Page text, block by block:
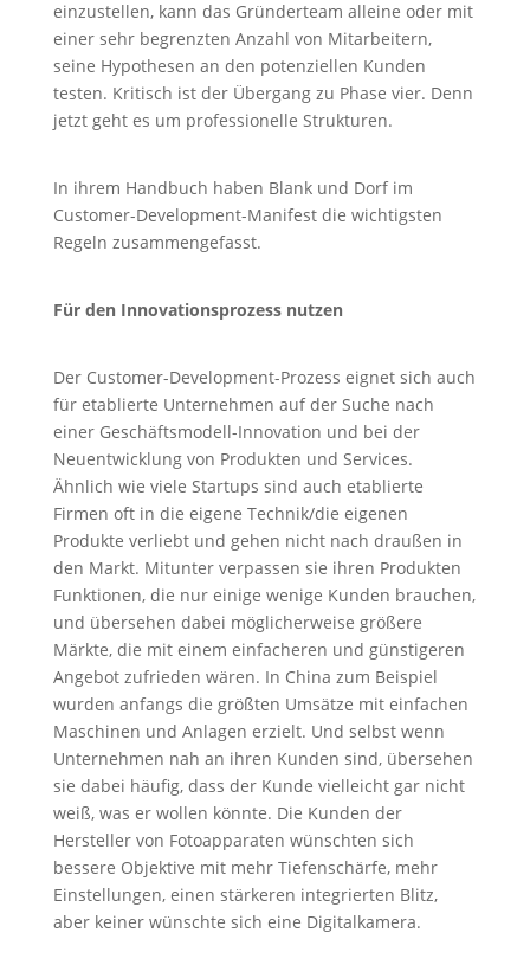
einzustellen, kann das Gründerteam alleine oder mit
einer sehr begrenzten Anzahl von Mitarbeitern,
seine Hypothesen an den potenziellen Kunden
testen. Kritisch ist der Übergang zu Phase vier. Denn
jetzt geht es um professionelle Strukturen.
In ihrem Handbuch haben Blank und Dorf im
Customer-Development-Manifest die wichtigsten
Regeln zusammengefasst.
Für den Innovationsprozess nutzen
Der Customer-Development-Prozess eignet sich auch
für etablierte Unternehmen auf der Suche nach
einer Geschäftsmodell-Innovation und bei der
Neuentwicklung von Produkten und Services.
Ähnlich wie viele Startups sind auch etablierte
Firmen oft in die eigene Technik/die eigenen
Produkte verliebt und gehen nicht nach draußen in
den Markt. Mitunter verpassen sie ihren Produkten
Funktionen, die nur einige wenige Kunden brauchen,
und übersehen dabei möglicherweise größere
Märkte, die mit einem einfacheren und günstigeren
Angebot zufrieden wären. In China zum Beispiel
wurden anfangs die größten Umsätze mit einfachen
Maschinen und Anlagen erzielt. Und selbst wenn
Unternehmen nah an ihren Kunden sind, übersehen
sie dabei häufig, dass der Kunde vielleicht gar nicht
weiß, was er wollen könnte. Die Kunden der
Hersteller von Fotoapparaten wünschten sich
bessere Objektive mit mehr Tiefenschärfe, mehr
Einstellungen, einen stärkeren integrierten Blitz,
aber keiner wünschte sich eine Digitalkamera.